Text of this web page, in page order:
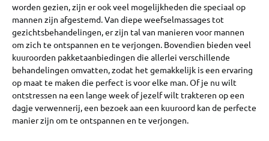
worden gezien, zijn er ook veel mogelijkheden die speciaal op
mannen zijn afgestemd. Van diepe weefselmassages tot
gezichtsbehandelingen, er zijn tal van manieren voor mannen
om zich te ontspannen en te verjongen. Bovendien bieden veel
kuuroorden pakketaanbiedingen die allerlei verschillende
behandelingen omvatten, zodat het gemakkelijk is een ervaring
op maat te maken die perfect is voor elke man. Of je nu wilt
ontstressen na een lange week of jezelf wilt trakteren op een
dagje verwennerij, een bezoek aan een kuuroord kan de perfecte
manier zijn om te ontspannen en te verjongen.